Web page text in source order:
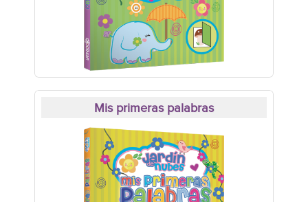
Mis primeras palabras